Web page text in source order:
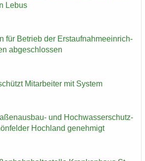
Lebus
für Be­trieb der Erst­auf­nah­me­ein­rich­
ab­ge­schlos­sen
Mit­ar­bei­ter mit Sys­tem
und Hoch­was­ser­schutz­
Hoch­land ge­neh­migt